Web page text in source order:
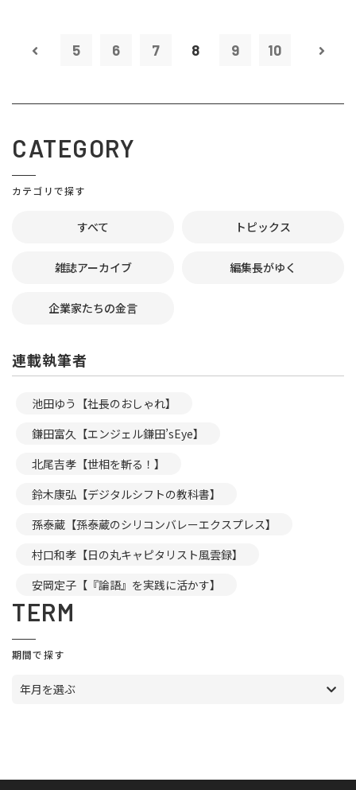
5 6 7 8 9 10
CATEGORY
カテゴリで探す
すべて トピックス
雑誌アーカイブ 編集長がゆく
企業家たちの金言
連載執筆者
池田ゆう【社長のおしゃれ】
鎌田富久【エンジェル鎌田’sEye】
北尾吉孝【世相を斬る！】
鈴木康弘【デジタルシフトの教科書】
孫泰蔵【孫泰蔵のシリコンバレーエクスプレス】
村口和孝【日の丸キャピタリスト風雲録】
安岡定子【『論語』を実践に活かす】
TERM
期間で探す
年月を選ぶ